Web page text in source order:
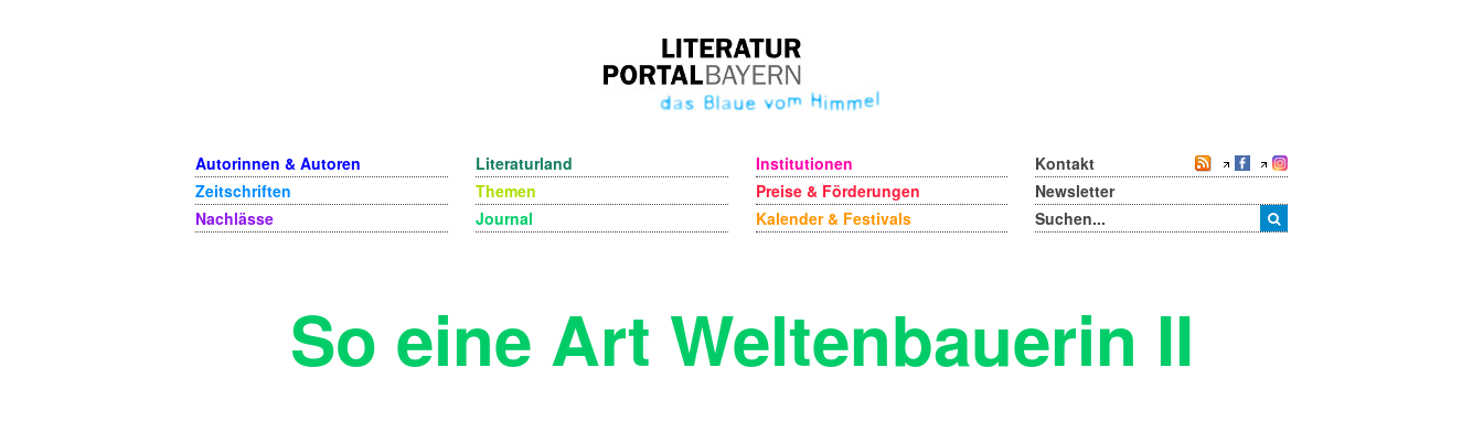
Autorinnen & Autoren
Zeitschriften
Nachlässe
Literaturland
Themen
Journal
Institutionen
Preise & Förderungen
Kalender & Festivals
Kontakt
Newsletter
So eine Art Weltenbauerin II